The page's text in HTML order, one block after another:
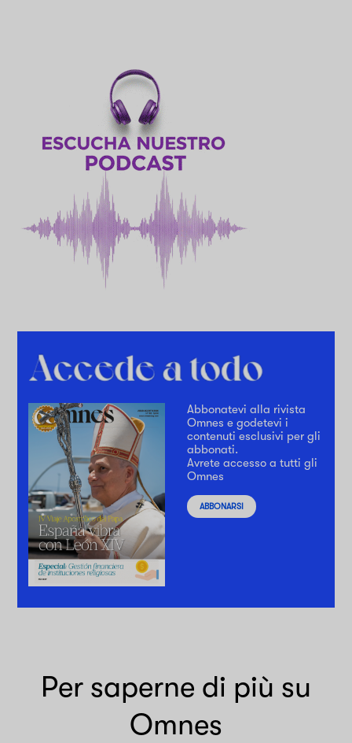
Abbonatevi alla rivista
Omnes e godetevi i
contenuti esclusivi per gli
abbonati.
Avrete accesso a tutti gli
Omnes
ABBONARSI
Per saperne di più su
Omnes